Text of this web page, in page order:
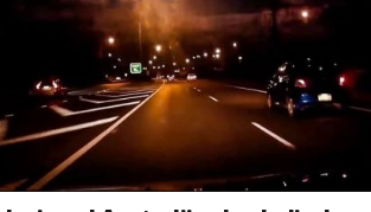
Energetski
niskog